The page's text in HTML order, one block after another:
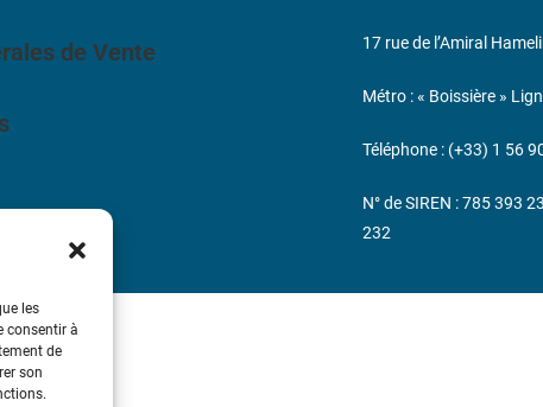
les
consentir à
de
son
de Vente 17 rue de l’Amiral
Métro : « Boissière »
Téléphone : (+33) 1 56
N° de SIREN : 785 393
232